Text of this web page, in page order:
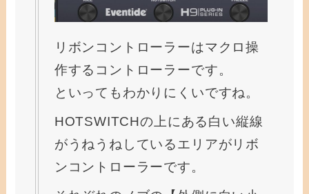
リボンコントローラーはマクロ操
作するコントローラーです。
といってもわかりにくいですね。
HOTSWITCHの上にある白い縦線
がうねうねしているエリアがリボ
ンコントローラーです。